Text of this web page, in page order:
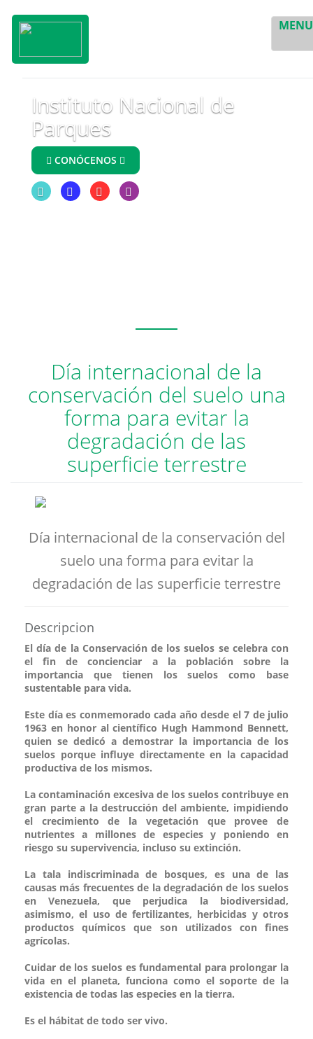
MENU
Instituto Nacional de
Parques
CONÓCENOS
Día internacional de la
conservación del suelo una
forma para evitar la
degradación de las
superficie terrestre
Día internacional de la conservación del
suelo una forma para evitar la
degradación de las superficie terrestre
Descripcion
El día de la Conservación de los suelos se celebra con
el fin de concienciar a la población sobre la
importancia que tienen los suelos como base
sustentable para vida.
Este día es conmemorado cada año desde el 7 de julio
1963 en honor al científico Hugh Hammond Bennett,
quien se dedicó a demostrar la importancia de los
suelos porque influye directamente en la capacidad
productiva de los mismos.
La contaminación excesiva de los suelos contribuye en
gran parte a la destrucción del ambiente, impidiendo
el crecimiento de la vegetación que provee de
nutrientes a millones de especies y poniendo en
riesgo su supervivencia, incluso su extinción.
La tala indiscriminada de bosques, es una de las
causas más frecuentes de la degradación de los suelos
en Venezuela, que perjudica la biodiversidad,
asimismo, el uso de fertilizantes, herbicidas y otros
productos químicos que son utilizados con fines
agrícolas.
Cuidar de los suelos es fundamental para prolongar la
vida en el planeta, funciona como el soporte de la
existencia de todas las especies en la tierra.
Es el hábitat de todo ser vivo.